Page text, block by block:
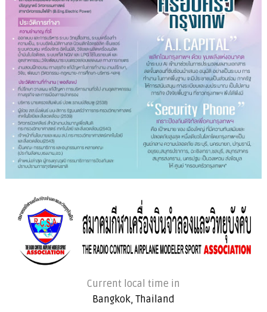
Current local time in
Bangkok, Thailand